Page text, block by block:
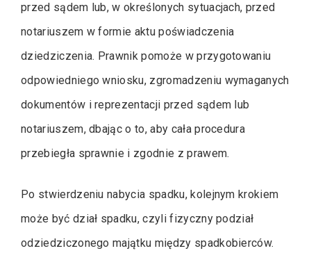
przed sądem lub, w określonych sytuacjach, przed
notariuszem w formie aktu poświadczenia
dziedziczenia. Prawnik pomoże w przygotowaniu
odpowiedniego wniosku, zgromadzeniu wymaganych
dokumentów i reprezentacji przed sądem lub
notariuszem, dbając o to, aby cała procedura
przebiegła sprawnie i zgodnie z prawem.
Po stwierdzeniu nabycia spadku, kolejnym krokiem
może być dział spadku, czyli fizyczny podział
odziedziczonego majątku między spadkobierców.